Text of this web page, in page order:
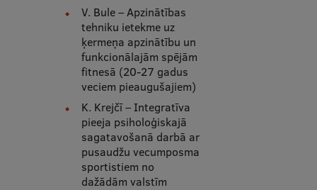
V. Bule – Apzinātības
tehniku ietekme uz
ķermeņa apzinātību un
funkcionālajām spējām
fitnesā (20-27 gadus
veciem pieaugušajiem)
K. Krejčī – Integratīva
pieeja psiholoģiskajā
sagatavošanā darbā ar
pusaudžu vecumposma
sportistiem no
dažādām valstīm